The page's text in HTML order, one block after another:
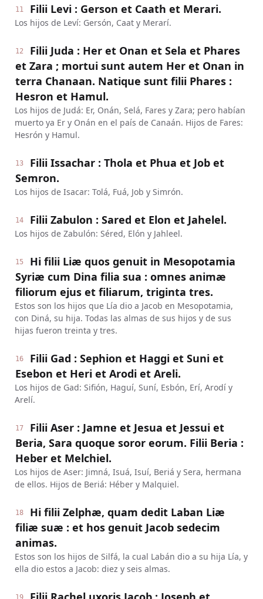
11 Filii Levi : Gerson et Caath et Merari.
Los hijos de Leví: Gersón, Caat y Merarí.
12
Filii Juda : Her et Onan et Sela et Phares
et Zara ; mortui sunt autem Her et Onan in
terra Chanaan. Natique sunt filii Phares :
Hesron et Hamul.
Los hijos de Judá: Er, Onán, Selá, Fares y Zara; pero habían
muerto ya Er y Onán en el país de Canaán. Hijos de Fares:
Hesrón y Hamul.
13
Filii Issachar : Thola et Phua et Job et
Semron.
Los hijos de Isacar: Tolá, Fuá, Job y Simrón.
14 Filii Zabulon : Sared et Elon et Jahelel.
Los hijos de Zabulón: Séred, Elón y Jahleel.
15
Hi filii Liæ quos genuit in Mesopotamia
Syriæ cum Dina filia sua : omnes animæ
filiorum ejus et filiarum, triginta tres.
Estos son los hijos que Lía dio a Jacob en Mesopotamia,
con Diná, su hija. Todas las almas de sus hijos y de sus
hijas fueron treinta y tres.
16
Filii Gad : Sephion et Haggi et Suni et
Esebon et Heri et Arodi et Areli.
Los hijos de Gad: Sifión, Haguí, Suní, Esbón, Erí, Arodí y
Arelí.
17
Filii Aser : Jamne et Jesua et Jessui et
Beria, Sara quoque soror eorum. Filii Beria :
Heber et Melchiel.
Los hijos de Aser: Jimná, Isuá, Isuí, Beriá y Sera, hermana
de ellos. Hijos de Beriá: Héber y Malquiel.
18
Hi filii Zelphæ, quam dedit Laban Liæ
filiæ suæ : et hos genuit Jacob sedecim
animas.
Estos son los hijos de Silfá, la cual Labán dio a su hija Lía, y
ella dio estos a Jacob: diez y seis almas.